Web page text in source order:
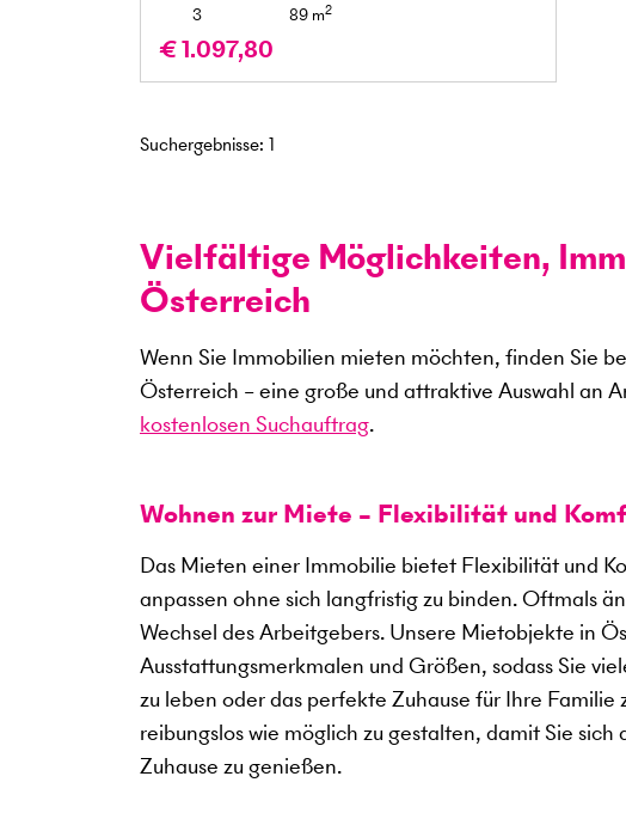
3 89 m2
€ 1.097,80
Suchergebnisse: 1
Vielfältige Möglichkeiten,
Österreich
Wenn Sie Immobilien mieten möchten, finden Sie
Österreich – eine große und attraktive Auswahl an
kostenlosen Suchauftrag.
Wohnen zur Miete – Flexibilität und
Das Mieten einer Immobilie bietet Flexibilität und
anpassen ohne sich langfristig zu binden. Oftmals
Wechsel des Arbeitgebers. Unsere Mietobjekte in
Ausstattungsmerkmalen und Größen, sodass Sie
zu leben oder das perfekte Zuhause für Ihre
reibungslos wie möglich zu gestalten, damit Sie
Zuhause zu genießen.